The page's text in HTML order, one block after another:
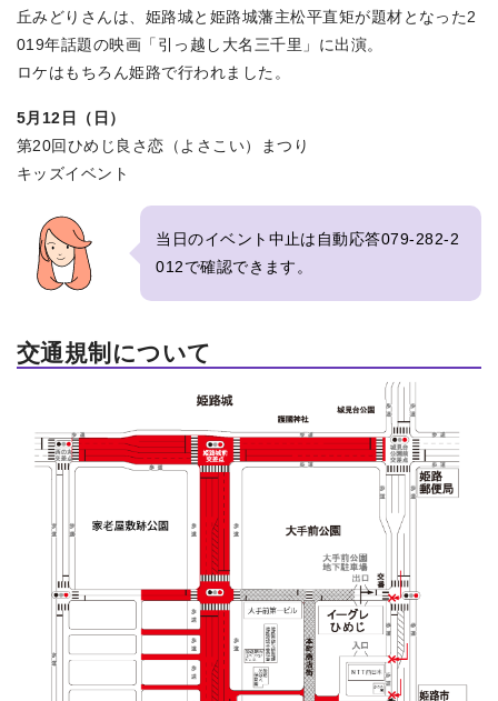
丘みどりさんは、姫路城と姫路城藩主松平直矩が題材となった2
019年話題の映画「引っ越し大名三千里」に出演。
ロケはもちろん姫路で行われました。
5月12日（日）
第20回ひめじ良さ恋（よさこい）まつり
キッズイベント
当日のイベント中止は自動応答079-282-2
012で確認できます。
交通規制について